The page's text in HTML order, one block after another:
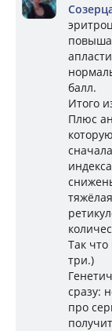
балл.
Итого
Плюс
Так что
три.)
сразу:
про